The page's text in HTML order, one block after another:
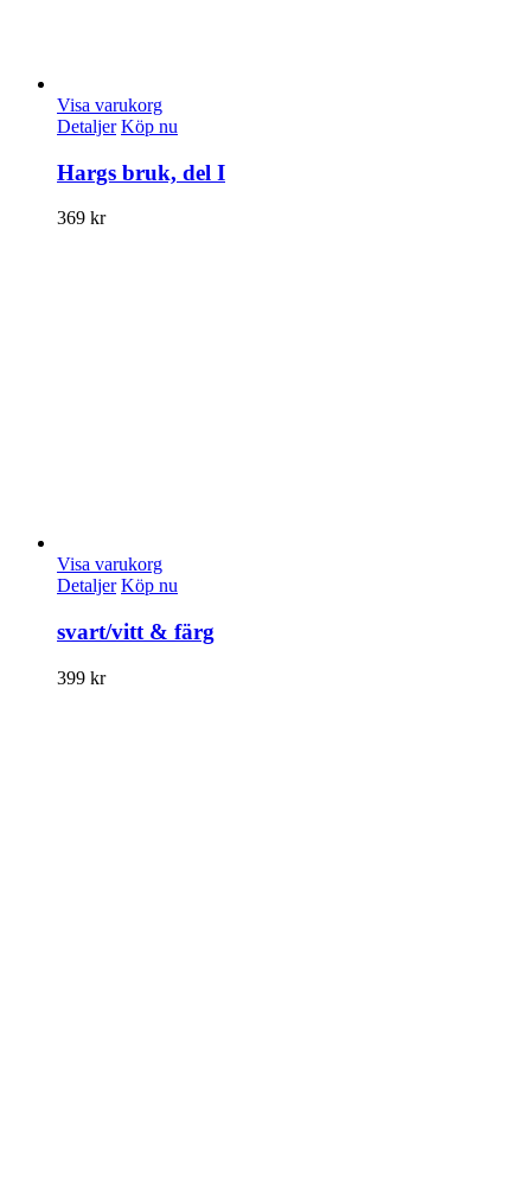
Visa varukorg
Detaljer Köp nu
Hargs bruk, del I
369 kr
Visa varukorg
Detaljer Köp nu
svart/vitt & färg
399 kr